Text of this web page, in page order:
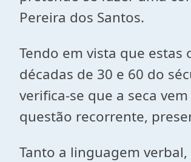
Pereira dos Santos.
Tendo em vista que
décadas de 30 e 60 do
verifica-se que a seca
questão recorrente,
Tanto a linguagem